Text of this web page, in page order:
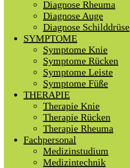
Diagnose Rheuma
Diagnose Auge
Diagnose Schilddrüse
SYMPTOME
Symptome Knie
Symptome Rücken
Symptome Leiste
Symptome Füße
THERAPIE
Therapie Knie
Therapie Rücken
Therapie Rheuma
Fachpersonal
Medizinstudium
Medizintechnik